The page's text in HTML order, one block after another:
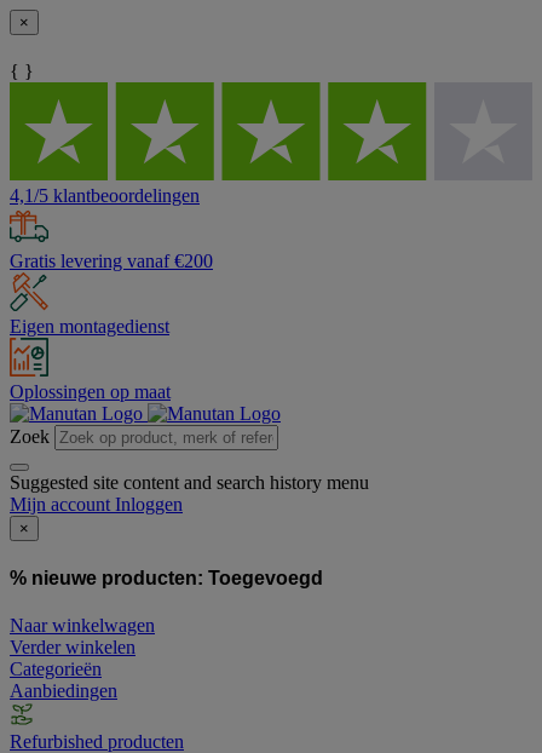
×
{ }
4,1/5 klantbeoordelingen
Gratis levering vanaf €200
Eigen montagedienst
Oplossingen op maat
Zoek
Suggested site content and search history menu
Mijn account Inloggen
×
% nieuwe producten: Toegevoegd
Naar winkelwagen
Verder winkelen
Categorieën
Aanbiedingen
Refurbished producten